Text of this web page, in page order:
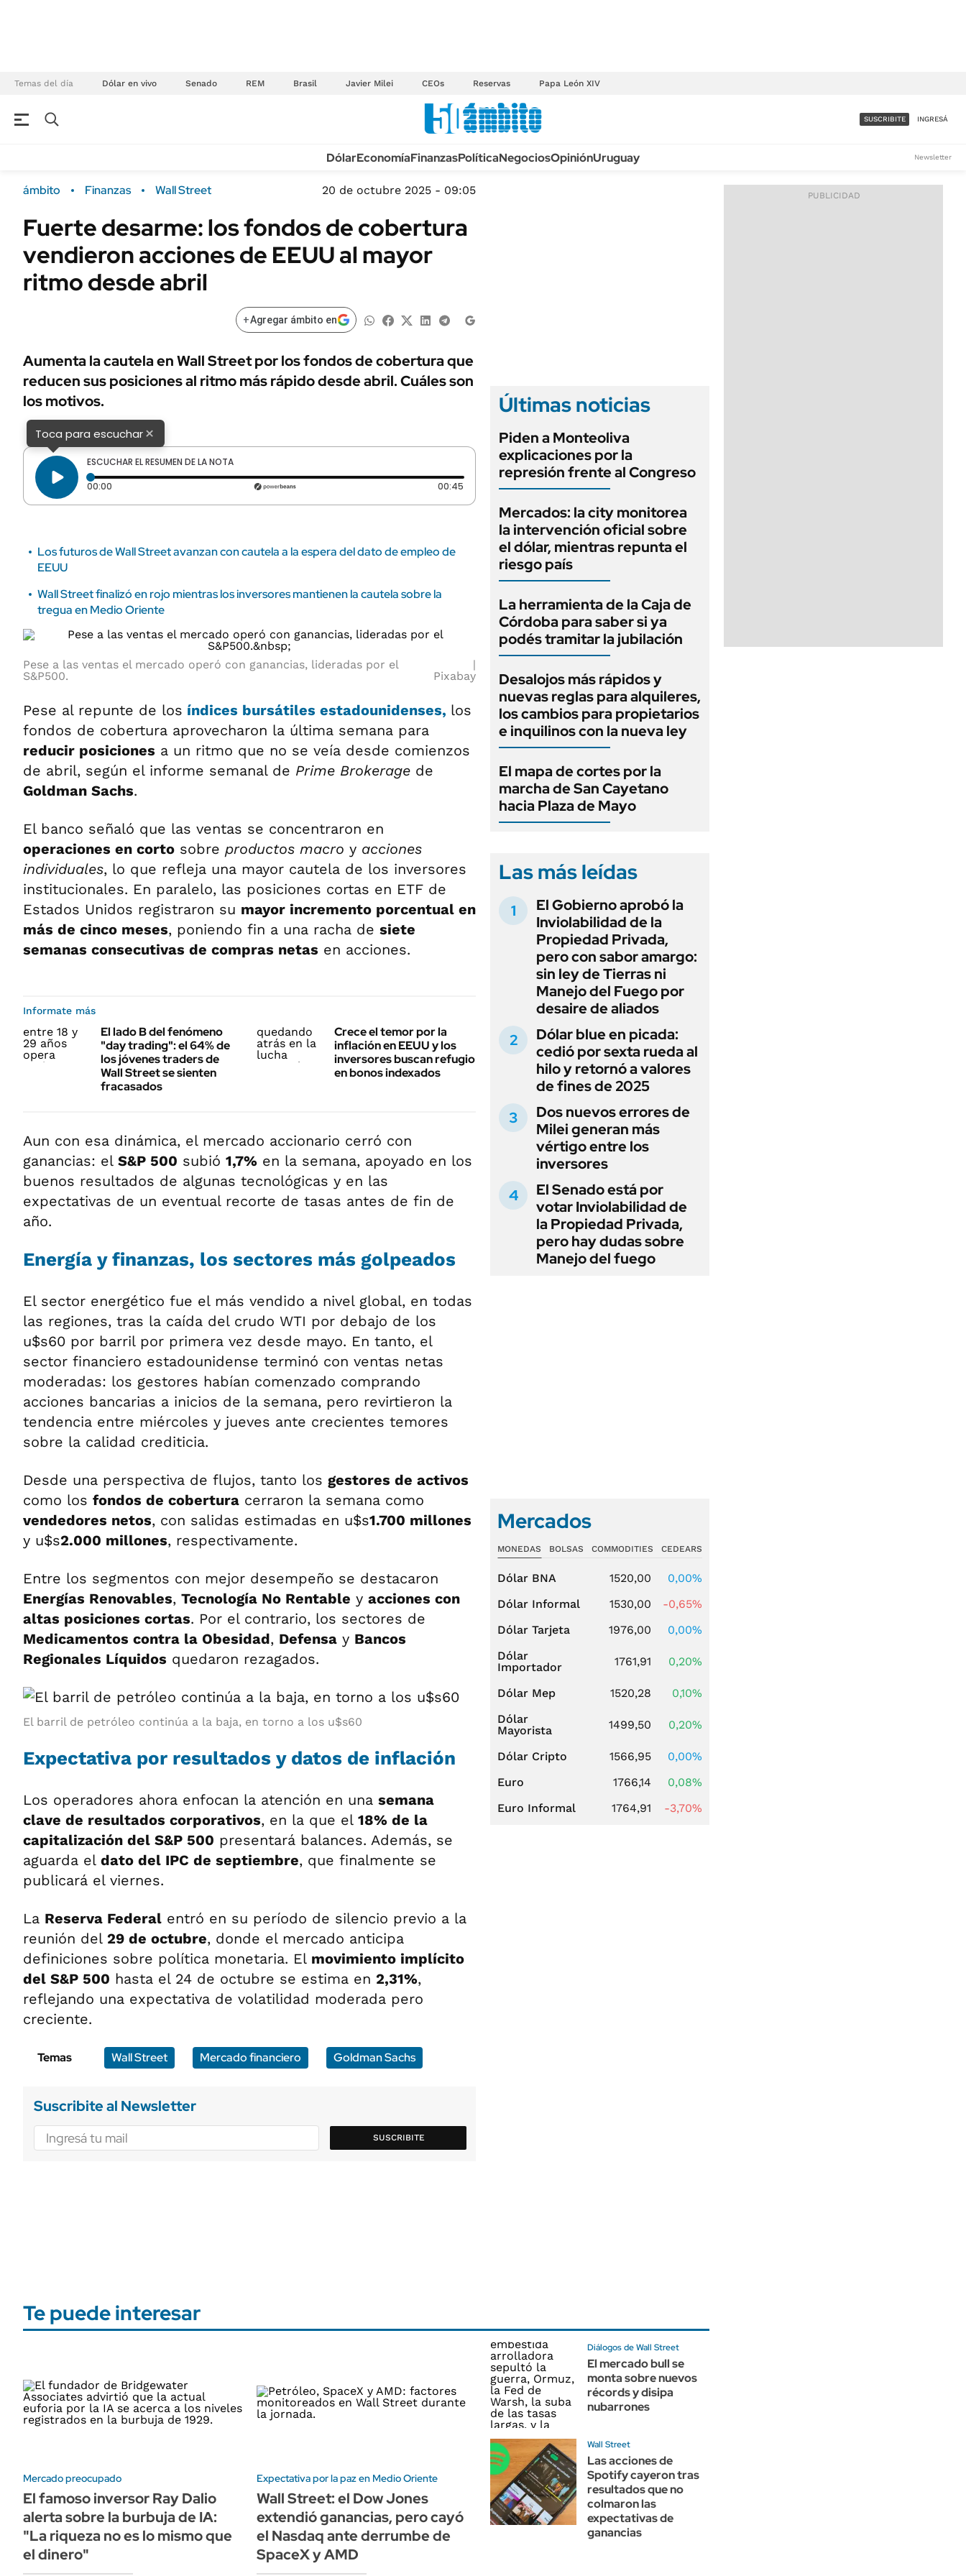
Temas del día Dólar en vivo Senado REM Brasil Javier Milei CEOs Reservas Papa León XIV
Campo
FINANZAS
Dólar
Sustentabilidad
URUGUAY
TECNOLOGÍA
MÉXICO
MUNDO
INFORMACIÓN GENERAL
AUTOS
ACCESO FULL - $1.800/MES
SUSCRIBITE INGRESÁ
DólarEconomíaFinanzasPolíticaNegociosOpiniónUruguay Newsletter
ámbito Finanzas Wall Street 20 de octubre 2025 - 09:05
Fuerte desarme: los fondos de cobertura
vendieron acciones de EEUU al mayor
ritmo desde abril
+Agregar ámbito en
Aumenta la cautela en Wall Street por los fondos de cobertura que
reducen sus posiciones al ritmo más rápido desde abril. Cuáles son
los motivos.
Toca para escuchar×
ESCUCHAR EL RESUMEN DE LA NOTA
00:00 Tiempo transcurrido: 0 segundos 00:45 Duración: 45 segundos
Los futuros de Wall Street avanzan con cautela a la espera del dato de empleo de
EEUU
Wall Street finalizó en rojo mientras los inversores mantienen la cautela sobre la
tregua en Medio Oriente
Pese a las ventas el mercado operó con ganancias, lideradas por el
S&P500.
Pixabay
Pese al repunte de los índices bursátiles estadounidenses, los
fondos de cobertura aprovecharon la última semana para
reducir posiciones a un ritmo que no se veía desde comienzos
de abril, según el informe semanal de Prime Brokerage de
Goldman Sachs.
El banco señaló que las ventas se concentraron en
operaciones en corto sobre productos macro y acciones
individuales, lo que refleja una mayor cautela de los inversores
institucionales. En paralelo, las posiciones cortas en ETF de
Estados Unidos registraron su mayor incremento porcentual en
más de cinco meses, poniendo fin a una racha de siete
semanas consecutivas de compras netas en acciones.
Informate más
El lado B del fenómeno
"day trading": el 64% de
los jóvenes traders de
Wall Street se sienten
fracasados
Crece el temor por la
inflación en EEUU y los
inversores buscan refugio
en bonos indexados
Aun con esa dinámica, el mercado accionario cerró con
ganancias: el S&P 500 subió 1,7% en la semana, apoyado en los
buenos resultados de algunas tecnológicas y en las
expectativas de un eventual recorte de tasas antes de fin de
año.
Energía y finanzas, los sectores más golpeados
El sector energético fue el más vendido a nivel global, en todas
las regiones, tras la caída del crudo WTI por debajo de los
u$s60 por barril por primera vez desde mayo. En tanto, el
sector financiero estadounidense terminó con ventas netas
moderadas: los gestores habían comenzado comprando
acciones bancarias a inicios de la semana, pero revirtieron la
tendencia entre miércoles y jueves ante crecientes temores
sobre la calidad crediticia.
Desde una perspectiva de flujos, tanto los gestores de activos
como los fondos de cobertura cerraron la semana como
vendedores netos, con salidas estimadas en u$s1.700 millones
y u$s2.000 millones, respectivamente.
Entre los segmentos con mejor desempeño se destacaron
Energías Renovables, Tecnología No Rentable y acciones con
altas posiciones cortas. Por el contrario, los sectores de
Medicamentos contra la Obesidad, Defensa y Bancos
Regionales Líquidos quedaron rezagados.
El barril de petróleo continúa a la baja, en torno a los u$s60
Expectativa por resultados y datos de inflación
Los operadores ahora enfocan la atención en una semana
clave de resultados corporativos, en la que el 18% de la
capitalización del S&P 500 presentará balances. Además, se
aguarda el dato del IPC de septiembre, que finalmente se
publicará el viernes.
La Reserva Federal entró en su período de silencio previo a la
reunión del 29 de octubre, donde el mercado anticipa
definiciones sobre política monetaria. El movimiento implícito
del S&P 500 hasta el 24 de octubre se estima en 2,31%,
reflejando una expectativa de volatilidad moderada pero
creciente.
Temas Wall Street Mercado financiero Goldman Sachs
Suscribite al Newsletter
SUSCRIBITE
Últimas noticias
Piden a Monteoliva
explicaciones por la
represión frente al Congreso
Mercados: la city monitorea
la intervención oficial sobre
el dólar, mientras repunta el
riesgo país
La herramienta de la Caja de
Córdoba para saber si ya
podés tramitar la jubilación
Desalojos más rápidos y
nuevas reglas para alquileres,
los cambios para propietarios
e inquilinos con la nueva ley
El mapa de cortes por la
marcha de San Cayetano
hacia Plaza de Mayo
Las más leídas
El Gobierno aprobó la
Inviolabilidad de la
Propiedad Privada,
pero con sabor amargo:
sin ley de Tierras ni
Manejo del Fuego por
desaire de aliados
Dólar blue en picada:
cedió por sexta rueda al
hilo y retornó a valores
de fines de 2025
Dos nuevos errores de
Milei generan más
vértigo entre los
inversores
El Senado está por
votar Inviolabilidad de
la Propiedad Privada,
pero hay dudas sobre
Manejo del fuego
Mercados
MONEDAS BOLSAS COMMODITIES CEDEARS
Dólar BNA 1520,00
0,00%
Dólar Informal
1530,00
-0,65%
Dólar Tarjeta
1976,00
0,00%
Dólar
Importador
1761,91 0,20%
Dólar Mep 1520,28
0,10%
Dólar
Mayorista
1499,50 0,20%
Dólar Cripto 1566,95
0,00%
Euro
1766,14
0,08%
Euro Informal
1764,91 -3,70%
Te puede interesar
Mercado preocupado
El famoso inversor Ray Dalio
alerta sobre la burbuja de IA:
"La riqueza no es lo mismo que
el dinero"
Expectativa por la paz en Medio Oriente
Wall Street: el Dow Jones
extendió ganancias, pero cayó
el Nasdaq ante derrumbe de
SpaceX y AMD
Diálogos de Wall Street
El mercado bull se
monta sobre nuevos
récords y disipa
nubarrones
Wall Street
Las acciones de
Spotify cayeron tras
resultados que no
colmaron las
expectativas de
ganancias